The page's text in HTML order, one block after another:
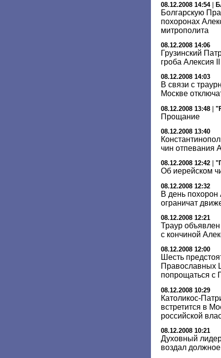
08.12.2008 14:54|
Болгарскую
похоронах
митрополита
08.12.2008 14:06
Грузинский
гроба Алексия II
08.12.2008 14:03
В связи с
Москве
08.12.2008 13:48 |
Прощание
08.12.2008 13:40
чин отпевания
08.12.2008 12:42
Об иерейском
08.12.2008 12:32
В день похорон
ограничат
08.12.2008 12:21
Траур
с кончиной
08.12.2008 12:00
Шесть
Православных
попрощаться с
08.12.2008 10:29
Католикос-
встретится в
российской
08.12.2008 10:21
Духовный
воздал